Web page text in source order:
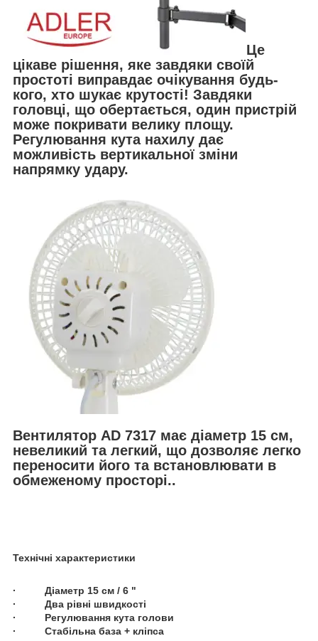
Це
цікаве рішення, яке завдяки своїй
простоті виправдає очікування будь-
кого, хто шукає крутості! Завдяки
головці, що обертається, один пристрій
може покривати велику площу.
Регулювання кута нахилу дає
можливість вертикальної зміни
напрямку удару.
Вентилятор AD 7317 має діаметр 15 см,
невеликий та легкий, що дозволяє легко
переносити його та встановлювати в
обмеженому просторі..
Технічні характеристики
· Діаметр 15 см / 6 "
· Два рівні швидкості
· Регулювання кута голови
· Стабільна база + кліпса